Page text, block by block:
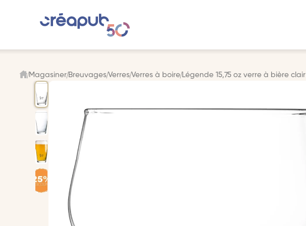
Magasiner Breuvages Verres Verres à boire Légende 15,75 oz verre à bière clair